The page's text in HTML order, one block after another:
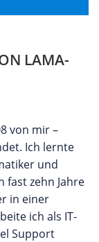
LAMA-
von mir –
Ich lernte
und
zehn Jahre
in einer
ich als IT-
Support